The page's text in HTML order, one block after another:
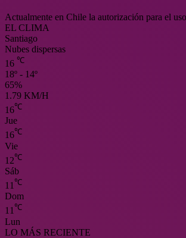
Actualmente en Chile la autorización para el
EL CLIMA
Santiago
Nubes dispersas
16 ℃
18º - 14º
65%
1.79 KM/H
16℃
Jue
16℃
Vie
12℃
Sáb
11 ℃
Dom
11℃
Lun
LO MÁS RECIENTE